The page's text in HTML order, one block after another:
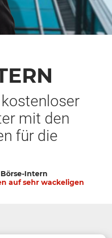
mit den
für die
Börse-Intern
auf sehr wackeligen